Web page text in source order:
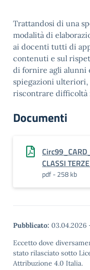
Trattandosi di una
modalità di
ai docenti tutti di
contenuti e sul
di fornire agli alunni
spiegazioni ulteriori,
riscontrare difficoltà
Documenti
CLASSI
pdf - 258 kb
Pubblicato: 03.04.2026
Eccetto dove
stato rilasciato sotto
Attribuzione 4.0 Italia.